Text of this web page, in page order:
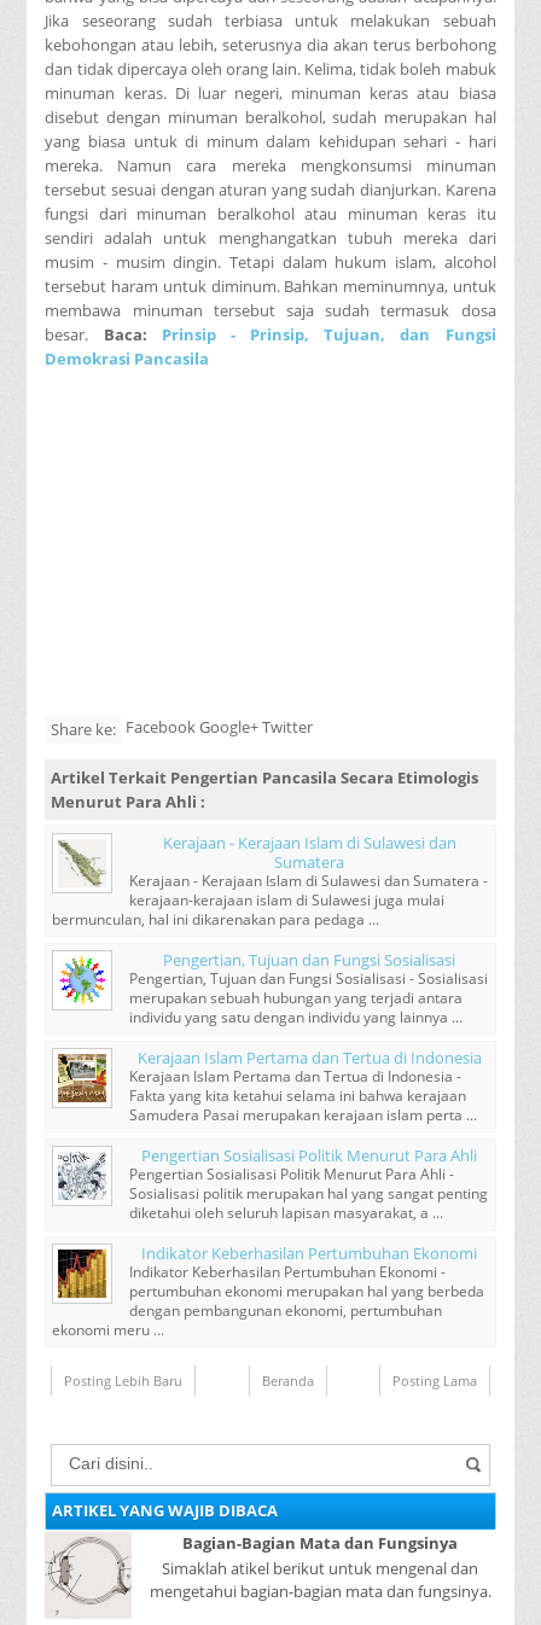
Jika seseorang sudah terbiasa untuk melakukan sebuah
kebohongan atau lebih, seterusnya dia akan terus berbohong
dan tidak dipercaya oleh orang lain. Kelima, tidak boleh mabuk
minuman keras. Di luar negeri, minuman keras atau biasa
disebut dengan minuman beralkohol, sudah merupakan hal
yang biasa untuk di minum dalam kehidupan sehari - hari
mereka. Namun cara mereka mengkonsumsi minuman
tersebut sesuai dengan aturan yang sudah dianjurkan. Karena
fungsi dari minuman beralkohol atau minuman keras itu
sendiri adalah untuk menghangatkan tubuh mereka dari
musim - musim dingin. Tetapi dalam hukum islam, alcohol
tersebut haram untuk diminum. Bahkan meminumnya, untuk
membawa minuman tersebut saja sudah termasuk dosa
besar. Baca: Prinsip - Prinsip, Tujuan, dan Fungsi
Demokrasi Pancasila
Share ke: Facebook Google+ Twitter
Artikel Terkait Pengertian Pancasila Secara Etimologis
Menurut Para Ahli :
Kerajaan - Kerajaan Islam di Sulawesi dan
Sumatera
Kerajaan - Kerajaan Islam di Sulawesi dan Sumatera -
kerajaan-kerajaan islam di Sulawesi juga mulai
bermunculan, hal ini dikarenakan para pedaga ...
Pengertian, Tujuan dan Fungsi Sosialisasi
Pengertian, Tujuan dan Fungsi Sosialisasi - Sosialisasi
merupakan sebuah hubungan yang terjadi antara
individu yang satu dengan individu yang lainnya ...
Kerajaan Islam Pertama dan Tertua di Indonesia
Kerajaan Islam Pertama dan Tertua di Indonesia -
Fakta yang kita ketahui selama ini bahwa kerajaan
Samudera Pasai merupakan kerajaan islam perta ...
Pengertian Sosialisasi Politik Menurut Para Ahli
Pengertian Sosialisasi Politik Menurut Para Ahli -
Sosialisasi politik merupakan hal yang sangat penting
diketahui oleh seluruh lapisan masyarakat, a ...
Indikator Keberhasilan Pertumbuhan Ekonomi
Indikator Keberhasilan Pertumbuhan Ekonomi -
pertumbuhan ekonomi merupakan hal yang berbeda
dengan pembangunan ekonomi, pertumbuhan
ekonomi meru ...
Posting Lebih Baru Posting Lama
Beranda
ARTIKEL YANG WAJIB DIBACA
Bagian-Bagian Mata dan Fungsinya
Simaklah atikel berikut untuk mengenal dan
mengetahui bagian-bagian mata dan fungsinya.